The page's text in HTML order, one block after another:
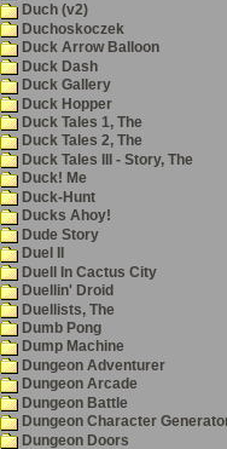
Duch (v2)
Duchoskoczek
Duck Arrow Balloon
Duck Dash
Duck Gallery
Duck Hopper
Duck Tales 1, The
Duck Tales 2, The
Duck Tales III - Story, The
Duck! Me
Duck-Hunt
Ducks Ahoy!
Dude Story
Duel II
Duell In Cactus City
Duellin' Droid
Duellists, The
Dumb Pong
Dump Machine
Dungeon Adventurer
Dungeon Arcade
Dungeon Battle
Dungeon Character
Dungeon Doors